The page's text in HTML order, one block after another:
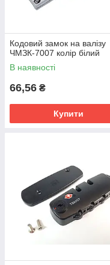
Кодовий замок на валізу
ЧМЗК-7007 колір білий
В наявності
66,56 ₴
Купити